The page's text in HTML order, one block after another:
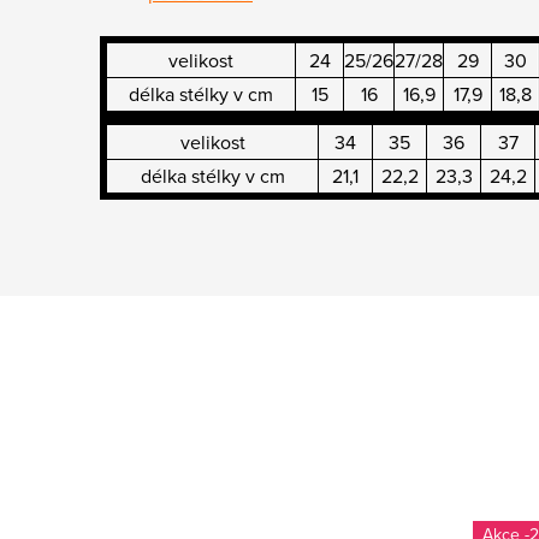
velikost 24 25/2627/28 29 30
délka stélky v cm
15 16 16,9 17,9 18,8
velikost
34 35 36 37
délka stélky v cm
21,1 22,2 23,3 24,2